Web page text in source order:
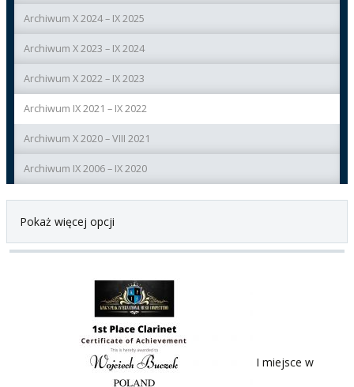
Archiwum X 2024 – IX 2025
Archiwum X 2023 – IX 2024
Archiwum X 2022 – IX 2023
Archiwum IX 2021 – IX 2022
Archiwum X 2020 – VIII 2021
Archiwum IX 2006 – IX 2020
Pokaż więcej opcji
I miejsce w